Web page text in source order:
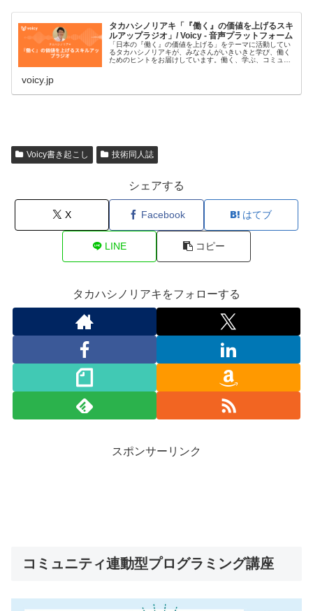
タカハシノリアキ「『働く』の価値を上げるスキ
ルアップラジオ」/ Voicy - 音声プラットフォーム
「日本の『働く』の価値を上げる」をテーマに活動してい
るタカハシノリアキが、みなさんがいきいきと学び、働く
ためのヒントをお届けしています。働く、学ぶ、コミュニ
voicy.jp
Voicy書き起こし 技術同人誌
シェアする
X Facebook はてブ
LINE コピー
タカハシノリアキをフォローする
スポンサーリンク
コミュニティ連動型プログラミング講座